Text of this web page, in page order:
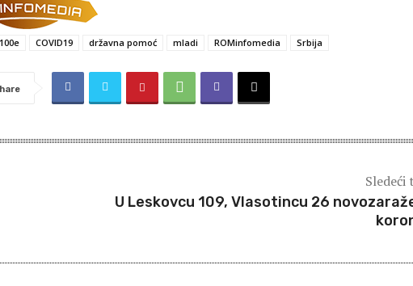
100e COVID19 državna pomoć mladi ROMinfomedia Srbija
Sledeći
U Leskovcu 109, Vlasotincu 26